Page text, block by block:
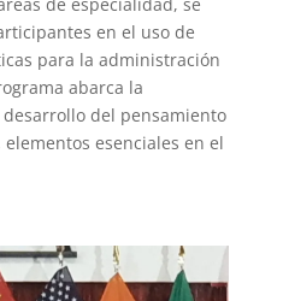
en el uso de
para la administración
abarca la
del pensamiento
esenciales en el